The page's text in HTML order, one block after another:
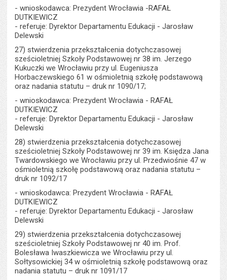
- wnioskodawca: Prezydent Wrocławia -RAFAŁ
DUTKIEWICZ
- referuje: Dyrektor Departamentu Edukacji - Jarosław
Delewski
27) stwierdzenia przekształcenia dotychczasowej
sześcioletniej Szkoły Podstawowej nr 38 im. Jerzego
Kukuczki we Wrocławiu przy ul. Eugeniusza
Horbaczewskiego 61 w ośmioletnią szkołę podstawową
oraz nadania statutu – druk nr 1090/17;
- wnioskodawca: Prezydent Wrocławia - RAFAŁ
DUTKIEWICZ
- referuje: Dyrektor Departamentu Edukacji - Jarosław
Delewski
28) stwierdzenia przekształcenia dotychczasowej
sześcioletniej Szkoły Podstawowej nr 39 im. Księdza Jana
Twardowskiego we Wrocławiu przy ul. Przedwiośnie 47 w
ośmioletnią szkołę podstawową oraz nadania statutu –
druk nr 1092/17
- wnioskodawca: Prezydent Wrocławia - RAFAŁ
DUTKIEWICZ
- referuje: Dyrektor Departamentu Edukacji - Jarosław
Delewski
29) stwierdzenia przekształcenia dotychczasowej
sześcioletniej Szkoły Podstawowej nr 40 im. Prof.
Bolesława Iwaszkiewicza we Wrocławiu przy ul.
Sołtysowickiej 34 w ośmioletnią szkołę podstawową oraz
nadania statutu – druk nr 1091/17